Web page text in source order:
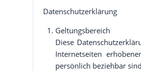
Datenschutzerklärung
Geltungsbereich
Diese
Internetseiten
persönlich beziehbar